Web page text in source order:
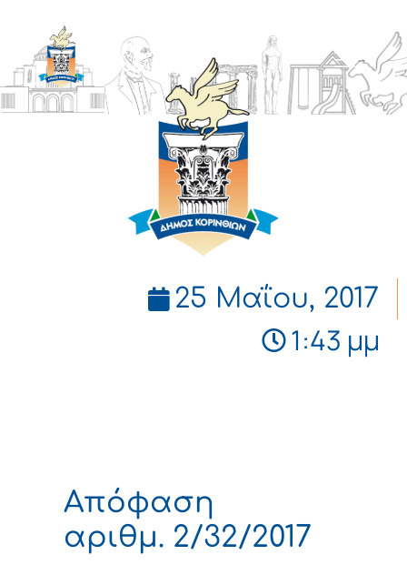
ΔΗΜΟΣ
ΚΟΡΙΝΘΙΩΝ
25 Μαΐου, 2017
1:43 μμ
Απόφαση
αριθμ. 2/32/2017